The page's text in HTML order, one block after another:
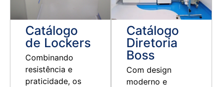
Catálogo
de Lockers
Combinando
resistência e
praticidade, os
Catálogo
Diretoria
Boss
Com design
moderno e